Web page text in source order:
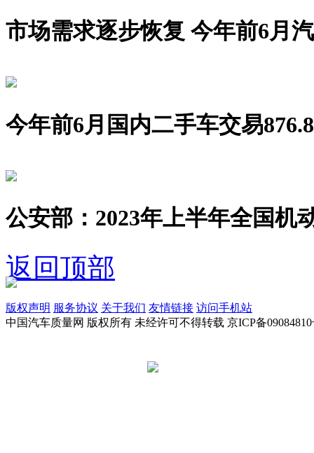
市场需求逐步恢复 今年前6月
今年前6月国内二手车交易
公安部：2023年上半年全国机
返回顶部
版权声明 服务协议 关于我们 友情链接 访问手机站
中国汽车质量网 版权所有 未经许可不得转载 京ICP备09084810